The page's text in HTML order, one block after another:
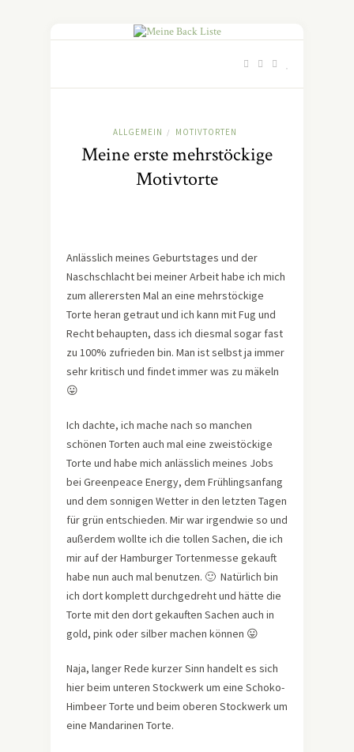
ALLGEMEIN / MOTIVTORTEN
Meine erste mehrstöckige
Motivtorte
Anlässlich meines Geburtstages und der
Naschschlacht bei meiner Arbeit habe ich mich
zum allerersten Mal an eine mehrstöckige
Torte heran getraut und ich kann mit Fug und
Recht behaupten, dass ich diesmal sogar fast
zu 100% zufrieden bin. Man ist selbst ja immer
sehr kritisch und findet immer was zu mäkeln
😛
Ich dachte, ich mache nach so manchen
schönen Torten auch mal eine zweistöckige
Torte und habe mich anlässlich meines Jobs
bei Greenpeace Energy, dem Frühlingsanfang
und dem sonnigen Wetter in den letzten Tagen
für grün entschieden. Mir war irgendwie so und
außerdem wollte ich die tollen Sachen, die ich
mir auf der Hamburger Tortenmesse gekauft
habe nun auch mal benutzen. 🙂 Natürlich bin
ich dort komplett durchgedreht und hätte die
Torte mit den dort gekauften Sachen auch in
gold, pink oder silber machen können 😛
Naja, langer Rede kurzer Sinn handelt es sich
hier beim unteren Stockwerk um eine Schoko-
Himbeer Torte und beim oberen Stockwerk um
eine Mandarinen Torte.